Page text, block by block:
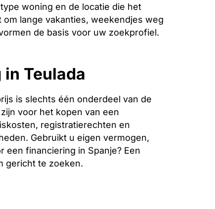
woning en de locatie die het
lange vakanties, weekendjes weg
de basis voor uw zoekprofiel.
Teulada
is slechts één onderdeel van de
voor het kopen van een
registratierechten en
Gebruikt u eigen vermogen,
financiering in Spanje? Een
gericht te zoeken.